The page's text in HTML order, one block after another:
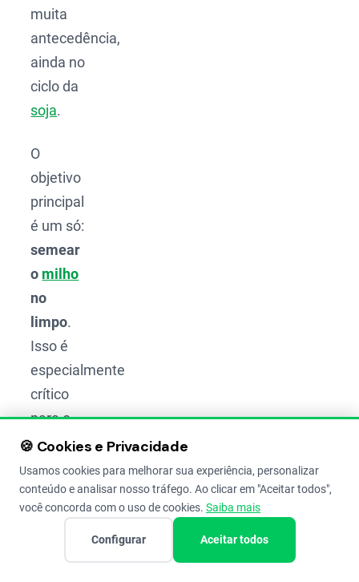
muita
antecedência,
ainda no
ciclo da
soja.
O
objetivo
principal
é um só:
semear
o milho
no
limpo.
Isso é
especialmente
crítico
para o
controle
de
gramíneas,
pois,
milho
🍪 Cookies e Privacidade
Usamos cookies para melhorar sua experiência, personalizar
conteúdo e analisar nosso tráfego. Ao clicar em "Aceitar todos",
você concorda com o uso de cookies. Saiba mais
Configurar Aceitar todos